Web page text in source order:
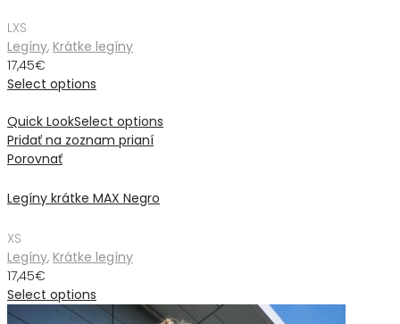
LXS
Legíny, Krátke legíny
17,45€
Select options
Quick LookSelect options
Pridať na zoznam prianí
Porovnať
Legíny krátke MAX Negro
XS
Legíny, Krátke legíny
17,45€
Select options